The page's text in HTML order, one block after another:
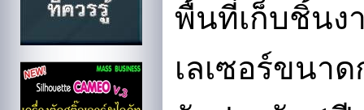
พื้นที่เก็บชิ้นง
เลเซอร์ขนา